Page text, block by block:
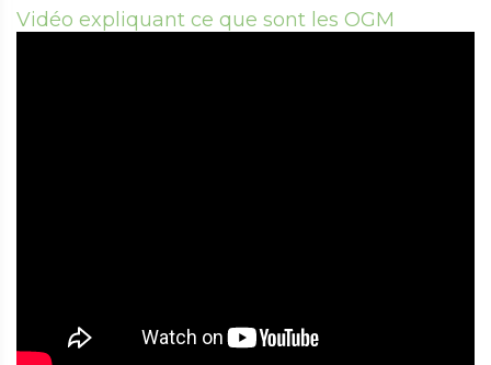
Vidéo expliquant ce que sont les OGM